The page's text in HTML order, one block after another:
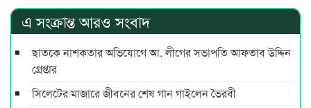
এ সংক্রান্ত আরও সংবাদ
ছাতকে নাশকতার অভিযোগে আ. লীগের সভাপ‌তি আফতাব উদ্দিন
গ্রেপ্তার
সিলেটের মাজারে জীবনের শেষ গান গাইলেন ভৈরবী